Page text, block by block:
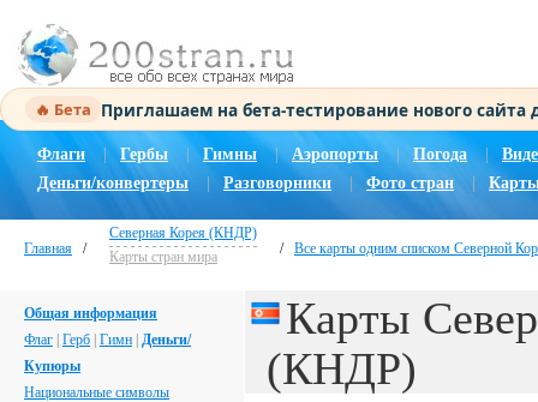
🔥 Бета Приглашаем на бета-тестирование нового
Флаги Гербы Гимны | Аэропорты Погода |
Деньги/конвертеры
Разговорники Фото стран
Главная /
Северная Корея (КНДР)
Карты стран мира
/ Все карты одним списком Северной
Общая информация
Флаг Герб Гимн Деньги/
Купюры
Национальные символы
Карты
(КНДР)